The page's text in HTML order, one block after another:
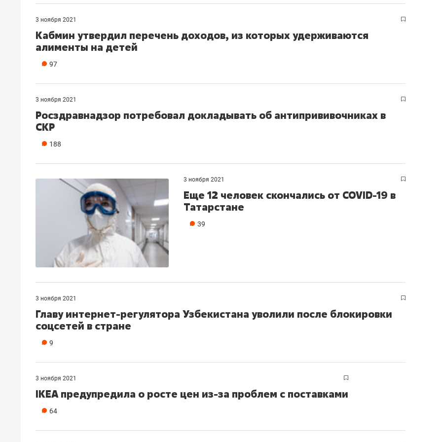
3 ноября 2021
Кабмин утвердил перечень доходов, из которых удерживаются
алименты на детей
97
3 ноября 2021
Росздравнадзор потребовал докладывать об антипрививочниках в
СКР
188
3 ноября 2021
Еще 12 человек скончались от COVID-19 в
Татарстане
39
3 ноября 2021
Главу интернет-регулятора Узбекистана уволили после блокировки
соцсетей в стране
9
3 ноября 2021
IKEA предупредила о росте цен из-за проблем с поставками
64
налогах и развитии без
Рекомендуем
Оставить шум за волной: как
строят тишину в казанском
ЖК «Заря»
Рекомендуем
Психотерапевт «Фороса»:
«Директорский невроз» –
свою сверхнагрузку
Дизайнер-прораб